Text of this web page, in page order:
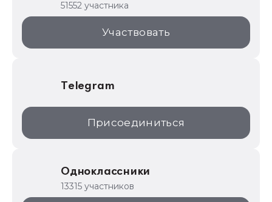
1С:Торговая площадка
51552 участника
Участвовать
Telegram
Присоединиться
Одноклассники
13315 участников